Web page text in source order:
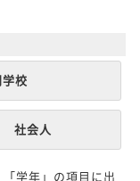
校
社会人
学年」の項目に出